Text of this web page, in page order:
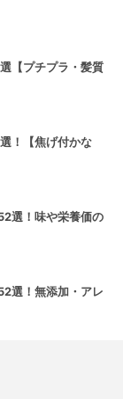
【プチプラ・髪質
！【焦げ付かな
選！味や栄養価の
選！無添加・アレ